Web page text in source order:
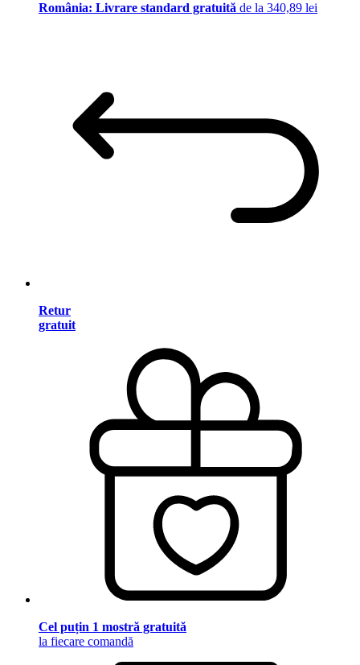
România: Livrare standard gratuită de la 340,89 lei
Retur
gratuit
Cel puțin 1 mostră gratuită
la fiecare comandă